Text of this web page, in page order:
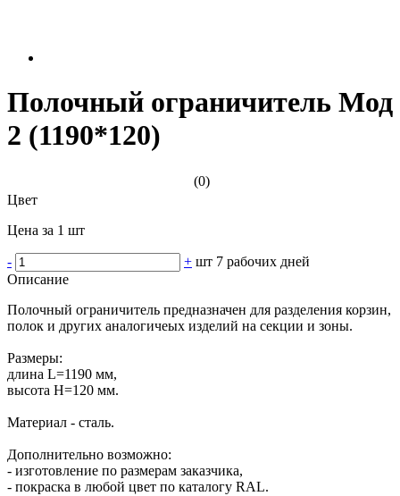
Полочный ограничитель Мод
2 (1190*120)
(0)
Цвет
Цена за 1 шт
- + шт 7 рабочих дней
Описание
Полочный ограничитель предназначен для разделения корзин,
полок и других аналогичеых изделий на секции и зоны.
Размеры:
длина L=1190 мм,
высота Н=120 мм.
Материал - сталь.
Дополнительно возможно:
- изготовление по размерам заказчика,
- покраска в любой цвет по каталогу RAL.